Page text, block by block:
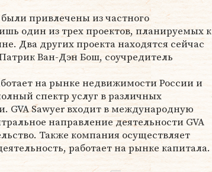
привлечены из частного
один из трех проектов, планируемых к
Два других проекта находятся сейчас
Ван-Дэн Бош, соучредитель
на рынке недвижимости России и
спектр услуг в различных
GVA Sawyer входит в международную
направление деятельности GVA
Также компания осуществляет
работает на рынке капитала.